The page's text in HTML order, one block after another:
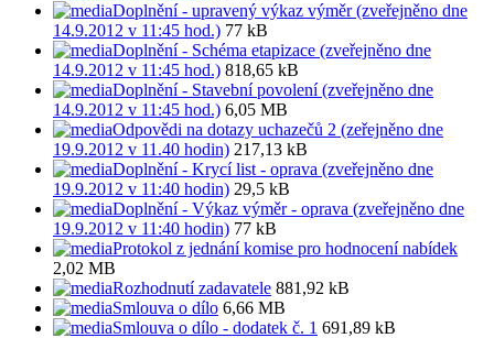
Doplnění - upravený výkaz výměr (zveřejněno dne
14.9.2012 v 11:45 hod.) 77 kB
Doplnění - Schéma etapizace (zveřejněno dne
14.9.2012 v 11:45 hod.) 818,65 kB
Doplnění - Stavební povolení (zveřejněno dne
14.9.2012 v 11:45 hod.) 6,05 MB
Odpovědi na dotazy uchazečů 2 (zeřejněno dne
19.9.2012 v 11.40 hodin) 217,13 kB
Doplnění - Krycí list - oprava (zveřejněno dne
19.9.2012 v 11:40 hodin) 29,5 kB
Doplnění - Výkaz výměr - oprava (zveřejněno dne
19.9.2012 v 11:40 hodin) 77 kB
Protokol z jednání komise pro hodnocení nabídek
2,02 MB
Rozhodnutí zadavatele 881,92 kB
Smlouva o dílo 6,66 MB
Smlouva o dílo - dodatek č. 1 691,89 kB